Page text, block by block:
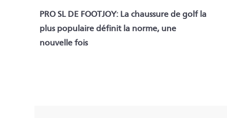
PRO SL DE FOOTJOY: La chaussure de golf la
plus populaire définit la norme, une
nouvelle fois